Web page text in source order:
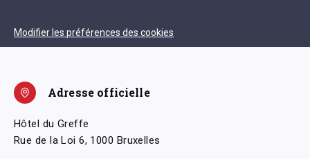
Modifier les préférences des cookies
Adresse officielle
Hôtel du Greffe
Rue de la Loi 6, 1000 Bruxelles